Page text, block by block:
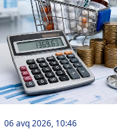
06 avq 2026, 10:46